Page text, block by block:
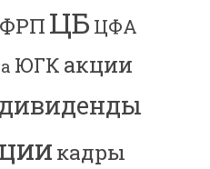
ФРП ЦБ ЦФА
ЮГК акции
дивиденды
кадры